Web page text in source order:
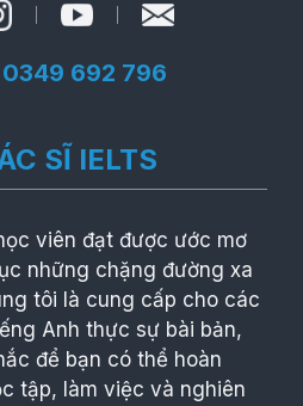
0349 692 796
SĨ IELTS
viên đạt được ước mơ
những chặng đường xa
tôi là cung cấp cho các
Anh thực sự bài bản,
để bạn có thể hoàn
tập, làm việc và nghiên